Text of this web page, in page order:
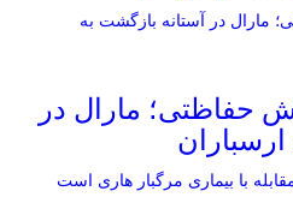
حفاظتی؛ مارال در